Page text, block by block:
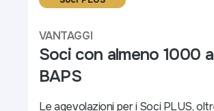
VANTAGGI
Soci con almeno 1000
BAPS
Le agevolazioni per i Soci PLUS,